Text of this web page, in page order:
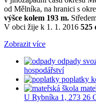
od Mělníka, na hranici s
výšce kolem 193 m.
V obci žije k 1. 1. 2016 525
Zobrazit více
odpady
hospodářství
poplatky
U Rybníka 1, 273 26